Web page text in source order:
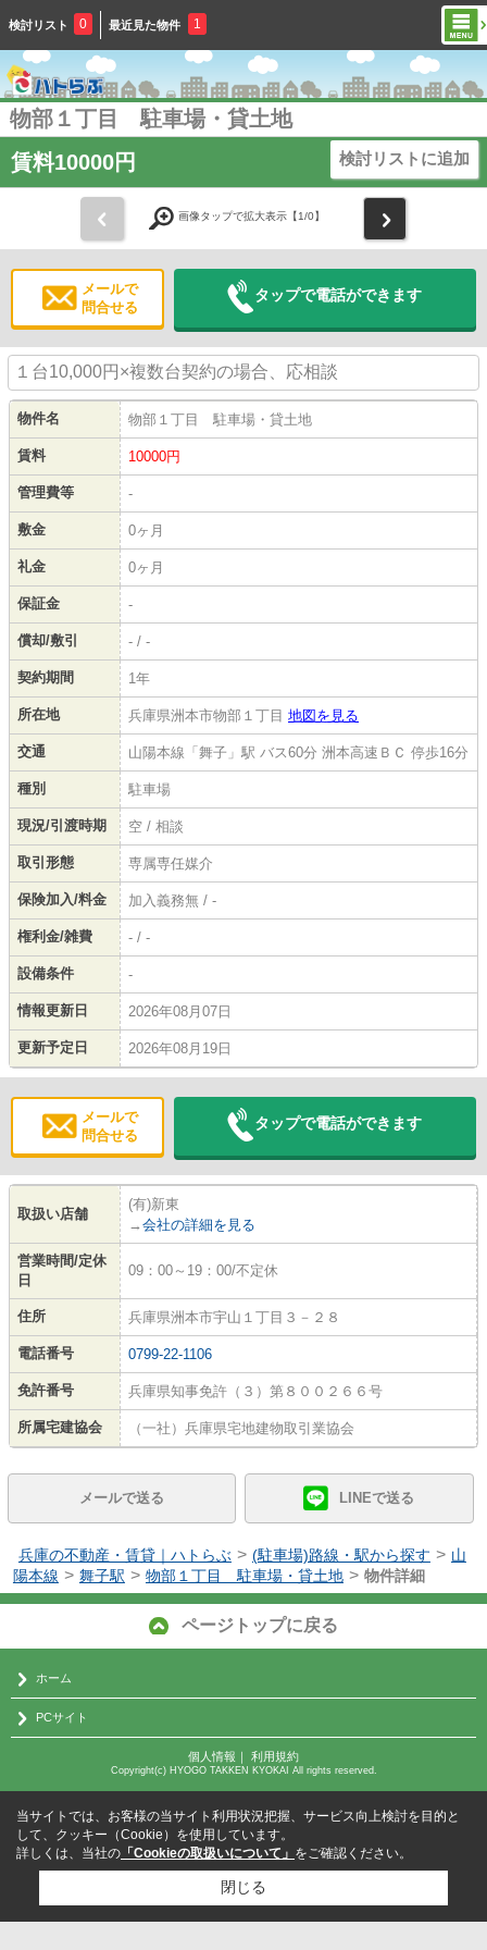
検討リスト 0 最近見た物件 1
物部１丁目 駐車場・貸土地
賃料10000円
検討リストに追加
画像タップで拡大表示【1/0】
メールで
問合せる
タップで電話ができます
１台10,000円×複数台契約の場合、応相談
物件名 物部１丁目 駐車場・貸土地
賃料 10000円
管理費等 -
敷金 0ヶ月
礼金 0ヶ月
保証金 -
償却/敷引 - / -
契約期間 1年
所在地 兵庫県洲本市物部１丁目 地図を見る
交通 山陽本線「舞子」駅 バス60分 洲本高速ＢＣ 停歩16分
種別 駐車場
現況/引渡時期 空 / 相談
取引形態 専属専任媒介
保険加入/料金 加入義務無 / -
権利金/雑費 - / -
設備条件 -
情報更新日 2026年08月07日
更新予定日 2026年08月19日
メールで
問合せる
タップで電話ができます
取扱い店舗
(有)新東
→ 会社の詳細を見る
営業時間/定休
日
09：00～19：00/不定休
住所 兵庫県洲本市宇山１丁目３－２８
電話番号 0799-22-1106
免許番号 兵庫県知事免許（３）第８００２６６号
所属宅建協会 （一社）兵庫県宅地建物取引業協会
メールで送る LINEで送る
兵庫の不動産・賃貸｜ハトらぶ > (駐車場)路線・駅から探す > 山
陽本線 > 舞子駅 > 物部１丁目 駐車場・貸土地 > 物件詳細
ページトップに戻る
ホーム
PCサイト
個人情報 ｜ 利用規約
Copyright(c) HYOGO TAKKEN KYOKAI All rights reserved.
当サイトでは、お客様の当サイト利用状況把握、サービス向上検討を目的と
して、クッキー（Cookie）を使用しています。
詳しくは、当社の 「Cookieの取扱いについて」 をご確認ください。
閉じる